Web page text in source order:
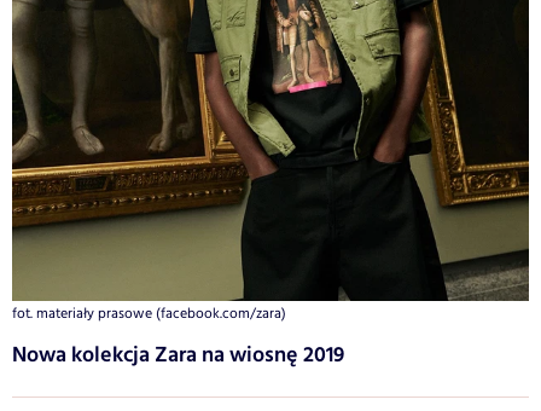
fot. materiały prasowe (facebook.com/zara)
Nowa kolekcja Zara na wiosnę 2019